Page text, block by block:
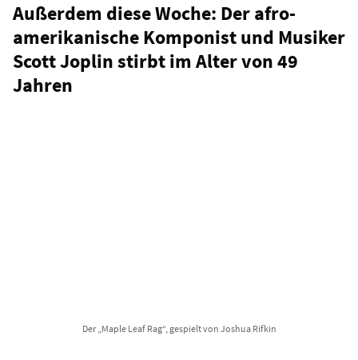
Außerdem diese Woche: Der afro-
amerikanische Komponist und Musiker
Scott Joplin stirbt im Alter von 49
Jahren
Der „Maple Leaf Rag“, gespielt von Joshua Rifkin